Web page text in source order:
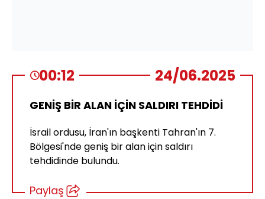
00:12 24/06.2025
GENİŞ BİR ALAN İÇİN SALDIRI TEHDİDİ
İsrail ordusu, İran'ın başkenti Tahran'ın 7.
Bölgesi'nde geniş bir alan için saldırı
tehdidinde bulundu.
Paylaş